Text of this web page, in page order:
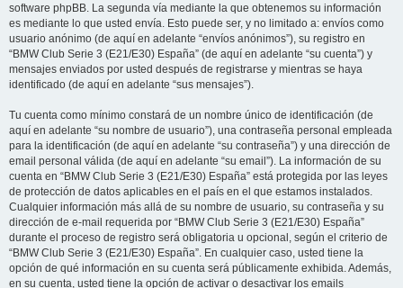
software phpBB. La segunda vía mediante la que obtenemos su información
es mediante lo que usted envía. Esto puede ser, y no limitado a: envíos como
usuario anónimo (de aquí en adelante “envíos anónimos”), su registro en
“BMW Club Serie 3 (E21/E30) España” (de aquí en adelante “su cuenta”) y
mensajes enviados por usted después de registrarse y mientras se haya
identificado (de aquí en adelante “sus mensajes”).
Tu cuenta como mínimo constará de un nombre único de identificación (de
aquí en adelante “su nombre de usuario”), una contraseña personal empleada
para la identificación (de aquí en adelante “su contraseña”) y una dirección de
email personal válida (de aquí en adelante “su email”). La información de su
cuenta en “BMW Club Serie 3 (E21/E30) España” está protegida por las leyes
de protección de datos aplicables en el país en el que estamos instalados.
Cualquier información más allá de su nombre de usuario, su contraseña y su
dirección de e-mail requerida por “BMW Club Serie 3 (E21/E30) España”
durante el proceso de registro será obligatoria u opcional, según el criterio de
“BMW Club Serie 3 (E21/E30) España”. En cualquier caso, usted tiene la
opción de qué información en su cuenta será públicamente exhibida. Además,
en su cuenta, usted tiene la opción de activar o desactivar los emails